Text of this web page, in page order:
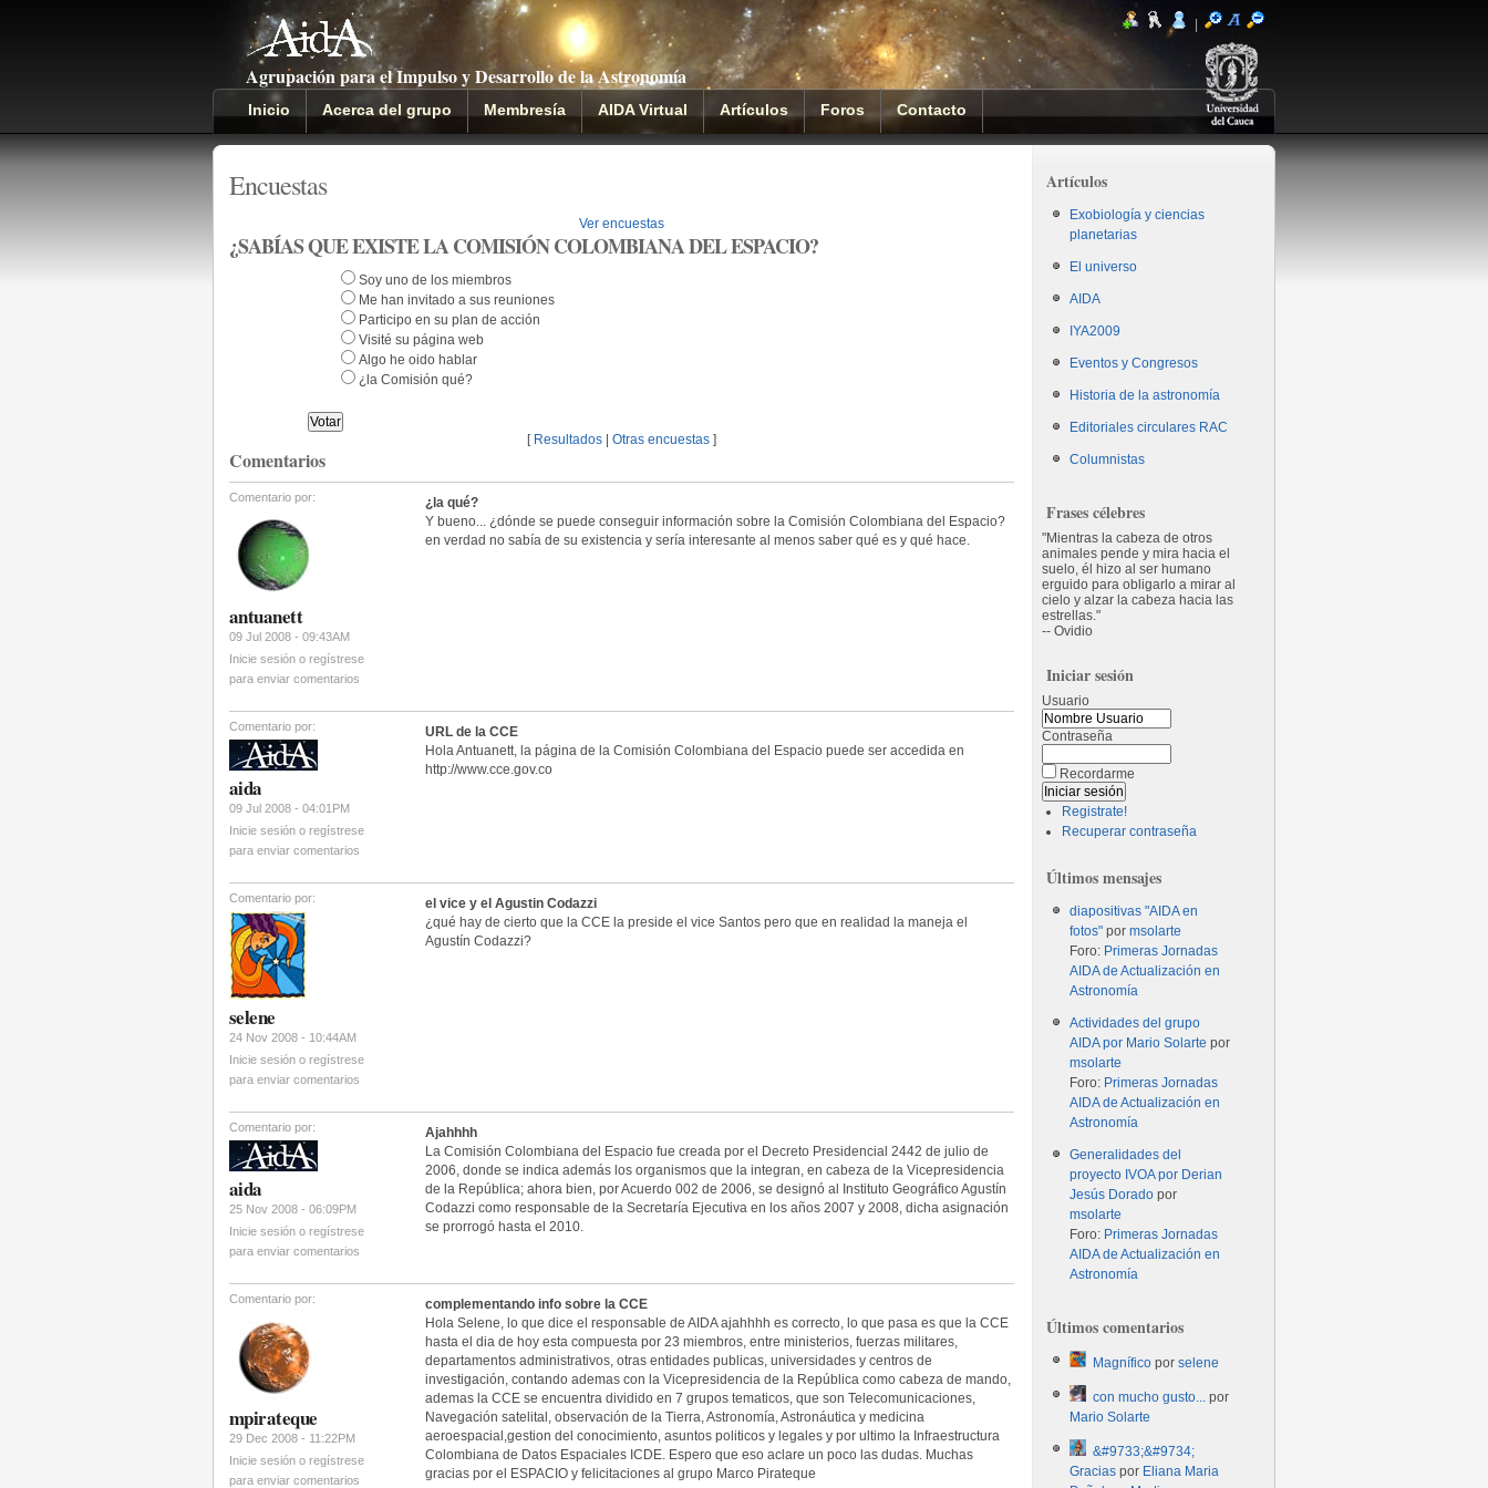
Agrupación para el Impulso y Desarrollo de la Astronomía
Inicio Acerca del grupo Membresía AIDA Virtual Artículos Foros Contacto
Encuestas
Ver encuestas
¿SABÍAS QUE EXISTE LA COMISIÓN COLOMBIANA DEL ESPACIO?
Soy uno de los miembros
Me han invitado a sus reuniones
Participo en su plan de acción
Visité su página web
Algo he oido hablar
¿la Comisión qué?
[ Resultados |Otras encuestas ]
Comentarios
Comentario por:
antuanett
09 Jul 2008 - 09:43AM
Inicie sesión o regístrese
para enviar comentarios
¿la qué?
Y bueno... ¿dónde se puede conseguir información sobre la Comisión Colombiana del Espacio?
en verdad no sabía de su existencia y sería interesante al menos saber qué es y qué hace.
Comentario por:
aida
09 Jul 2008 - 04:01PM
Inicie sesión o regístrese
para enviar comentarios
URL de la CCE
Hola Antuanett, la página de la Comisión Colombiana del Espacio puede ser accedida en
http://www.cce.gov.co
Comentario por:
selene
24 Nov 2008 - 10:44AM
Inicie sesión o regístrese
para enviar comentarios
el vice y el Agustin Codazzi
¿qué hay de cierto que la CCE la preside el vice Santos pero que en realidad la maneja el
Agustín Codazzi?
Comentario por:
aida
25 Nov 2008 - 06:09PM
Inicie sesión o regístrese
para enviar comentarios
Ajahhhh
La Comisión Colombiana del Espacio fue creada por el Decreto Presidencial 2442 de julio de
2006, donde se indica además los organismos que la integran, en cabeza de la Vicepresidencia
de la República; ahora bien, por Acuerdo 002 de 2006, se designó al Instituto Geográfico Agustín
Codazzi como responsable de la Secretaría Ejecutiva en los años 2007 y 2008, dicha asignación
se prorrogó hasta el 2010.
Comentario por:
mpirateque
29 Dec 2008 - 11:22PM
Inicie sesión o regístrese
para enviar comentarios
complementando info sobre la CCE
Hola Selene, lo que dice el responsable de AIDA ajahhhh es correcto, lo que pasa es que la CCE
hasta el dia de hoy esta compuesta por 23 miembros, entre ministerios, fuerzas militares,
departamentos administrativos, otras entidades publicas, universidades y centros de
investigación, contando ademas con la Vicepresidencia de la República como cabeza de mando,
ademas la CCE se encuentra dividido en 7 grupos tematicos, que son Telecomunicaciones,
Navegación satelital, observación de la Tierra, Astronomía, Astronáutica y medicina
aeroespacial,gestion del conocimiento, asuntos politicos y legales y por ultimo la Infraestructura
Colombiana de Datos Espaciales ICDE. Espero que eso aclare un poco las dudas. Muchas
gracias por el ESPACIO y felicitaciones al grupo Marco Pirateque
Artículos
Exobiología y ciencias
planetarias
El universo
AIDA
IYA2009
Eventos y Congresos
Historia de la astronomía
Editoriales circulares RAC
Columnistas
Frases célebres
Mientras la cabeza de otros
animales pende y mira hacia el
suelo, él hizo al ser humano
erguido para obligarlo a mirar al
cielo y alzar la cabeza hacia las
estrellas.
-- Ovidio
Iniciar sesión
Usuario
Contraseña
Recordarme
Registrate!
Recuperar contraseña
Últimos mensajes
diapositivas "AIDA en
fotos" pormsolarte
Foro: Primeras Jornadas
AIDA de Actualización en
Astronomía
Actividades del grupo
AIDA por Mario Solarte por
msolarte
Foro: Primeras Jornadas
AIDA de Actualización en
Astronomía
Generalidades del
proyecto IVOA por Derian
Jesús Dorado por
msolarte
Foro: Primeras Jornadas
AIDA de Actualización en
Astronomía
Últimos comentarios
Magnífico porselene
con mucho gusto... por
Mario Solarte
&#9733;&#9734;
Gracias por Eliana Maria